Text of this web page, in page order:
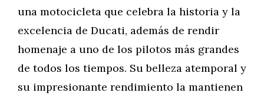
una motocicleta que celebra la historia y la
excelencia de Ducati, además de rendir
homenaje a uno de los pilotos más grandes
de todos los tiempos. Su belleza atemporal y
su impresionante rendimiento la mantienen